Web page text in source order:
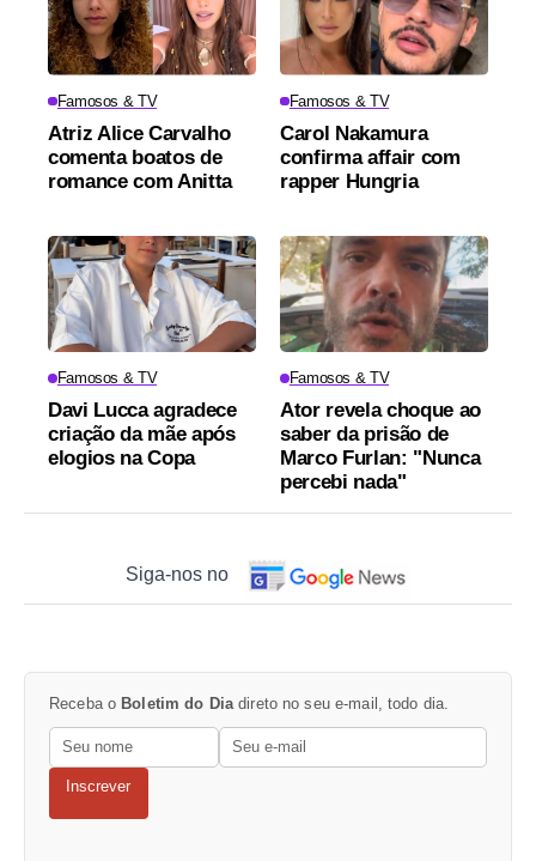
Famosos & TV
Atriz Alice Carvalho
comenta boatos de
romance com Anitta
Famosos & TV
Carol Nakamura
confirma affair com
rapper Hungria
Famosos & TV
Davi Lucca agradece
criação da mãe após
elogios na Copa
Famosos & TV
Ator revela choque ao
saber da prisão de
Marco Furlan: "Nunca
percebi nada"
Siga-nos no
Receba o Boletim do Diadireto no seu e-mail, todo dia.
Inscrever